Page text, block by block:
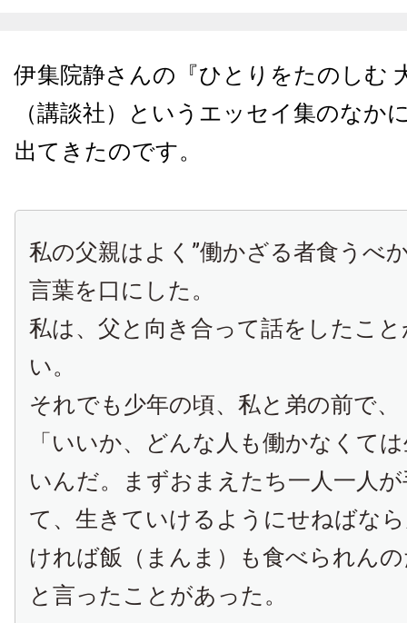
伊集院静さんの『ひとりをたのしむ
（講談社）というエッセイ集のなか
出てきたのです。
私の父親はよく”働かざる者食うべ
言葉を口にした。
私は、父と向き合って話をしたこ
い。
それでも少年の頃、私と弟の前で、
「いいか、どんな人も働かなくて
いんだ。まずおまえたち一人一人
て、生きていけるようにせねばな
ければ飯（まんま）も食べられん
と言ったことがあった。